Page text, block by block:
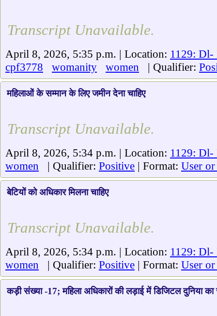
Transcript Unavailable.
April 8, 2026, 5:35 p.m. | Location: 1129:
cpf3778
womanity women | Qualifier:
महिलाओं के सम्मान के लिए जमीन देना चाहिए
Transcript Unavailable.
April 8, 2026, 5:34 p.m. | Location: 1129:
women | Qualifier: Positive | Format: User
बेटियों को अधिकार मिलना चाहिए
Transcript Unavailable.
April 8, 2026, 5:34 p.m. | Location: 1129:
women | Qualifier: Positive | Format: User
कड़ी संख्या -17; महिला अधिकारों की लड़ाई में डिजिटल दुनिया